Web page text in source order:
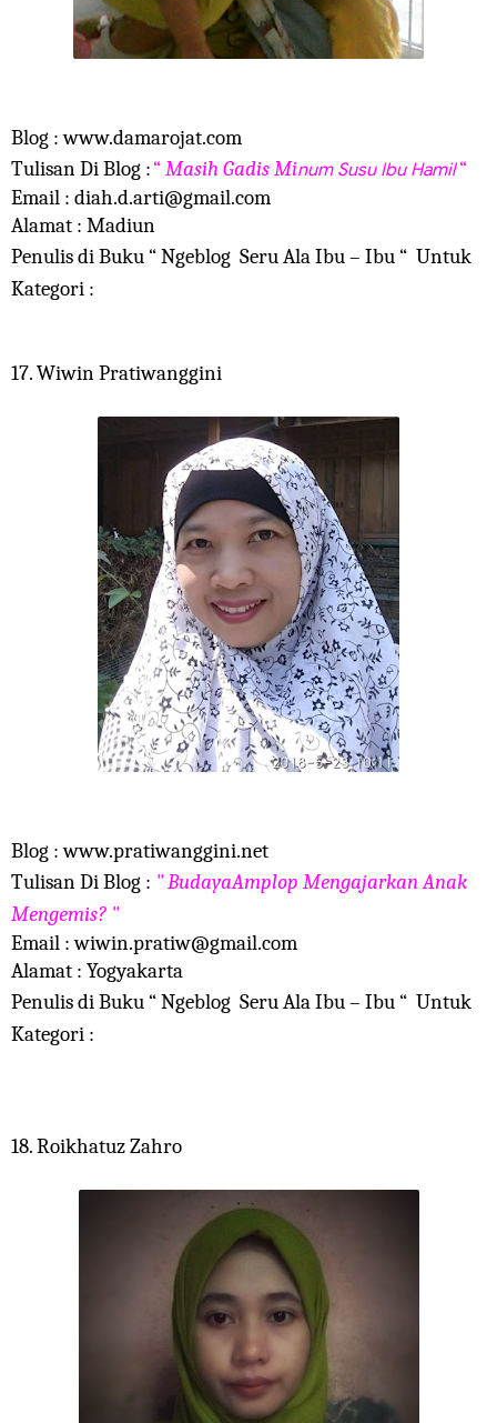
Blog : www.damarojat.com
Tulisan Di Blog :“Masih Gadis Minum Susu Ibu Hamil“
Email : diah.d.arti@gmail.com
Alamat : Madiun
Penulis di Buku “ Ngeblog Seru Ala Ibu – Ibu “ Untuk
Kategori :
17. Wiwin Pratiwanggini
Blog : www.pratiwanggini.net
Tulisan Di Blog : "BudayaAmplop Mengajarkan Anak
Mengemis? "
Email : wiwin.pratiw@gmail.com
Alamat : Yogyakarta
Penulis di Buku “ Ngeblog Seru Ala Ibu – Ibu “ Untuk
Kategori :
18. Roikhatuz Zahro